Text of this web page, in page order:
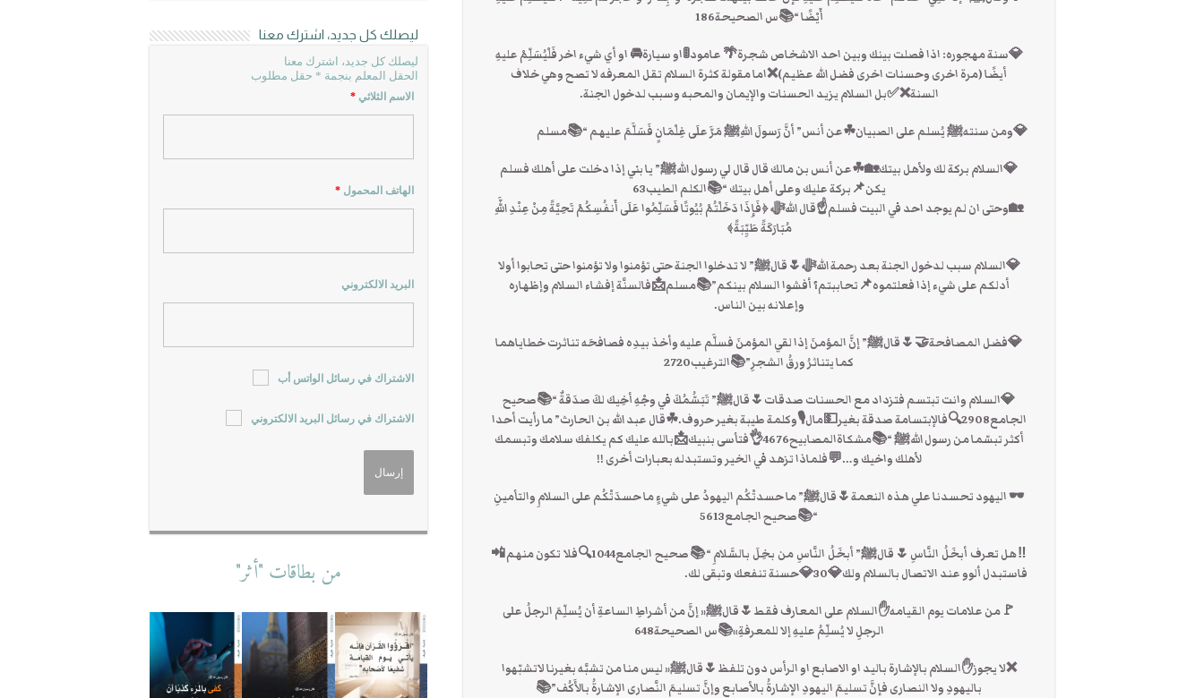
أَيْضًا “📚س الصحيحة186
💎سنة مهجوره: اذا فصلت بينك وبين احد الاشخاص شجرة🌴 عامود🚦او سيارة🚘 او أي شيء اخر فَلْيُسَلِّمْ عليهِ
أيضًا (مرة اخرى وحسنات اخرى فضل الله عظيم)❌اما مقولة كثرة السلام تقل المعرفه لا تصح وهي خلاف
السنة❌✅بل السلام يزيد الحسنات والإيمان والمحبه وسبب لدخول الجنة.
💎ومن سنتهﷺ يُسلم على الصبيان☘عن أنس” أنَّ رَسولَ اللهِﷺ مَرَّ علَى غِلْمَانٍ فَسَلَّمَ عليهم “📚مسلم
💎السلام بركة لك ولأهل بيتك🏡☘عن أنس بن مالك قال قال لي رسول اللهﷺ” يا بني إذا دخلت على أهلك فسلم
يكن📌بركة عليك وعلى أهل بيتك “📚الكلم الطيب63
🏡وحتى ان لم يوجد احد في البيت فسلم☝قال اللهﷻ ﴿فَإِذَا دَخَلْتُمْ بُيُوتًا فَسَلِّمُوا عَلَى أَنفُسِكُمْ تَحِيَّةً مِنْ عِنْدِ اللَّهِ
مُبَارَكَةً طَيِّبَةً﴾
💎السلام سبب لدخول الجنة بعد رحمة اللهﷻ🌷قالﷺ” لا تدخلوا الجنة حتى تؤمنوا ولا تؤمنوا حتى تحابوا أولا
أدلكم على شيء إذا فعلتموه📌تحاببتم؟ أفشوا السلام بينكم”📚مسلم📩فالسنَّة إفشاء السلام وإظهاره
وإعلانه بين الناس.
💎فضل المصافحة🤝🌷قالﷺ” إنَّ المؤمنَ إذا لقي المؤمنَ فسلَّم عليه وأخذ بيدِه فصافحَه تناثرت خطاياهما
كما يتناثرُ ورقُ الشجرِ”📚الترغيب2720
💎السلام وانت تبتسم فتزداد مع الحسنات صدقات🌷قالﷺ” تَبَسُّمُكَ في وجْهِ أخِيك لكَ صدَقةٌ “📚صحيح
الجامع2908🔍‏فالإبتسامة صدقة بغير💵مال🎙وكلمة طيبة بغير حروف.☘قال عبد الله بن الحارث” ما رأيت أحدا
أكثر تبسّما من رسول اللهﷺ “📚مشكاةالمصابيح4676👌فتأسى بنبيك📩بالله عليك كم يكلفك سلامك وتبسمك
لأهلك واخيك و…💬فلماذا تزهد في الخير وتستبدله بعبارات أخرى !!
🕶 اليهود تحسدنا علي هذه النعمة🌷قالﷺ” ما حسدتْكُم اليهودُ على شيءٍ ما حسدَتْكُم على السلامِ والتأمينِ
“📚صحيح الجامع5613
‼هل تعرف أبخَلُ النَّاسِ🌷قالﷺ” أبخَلُ النَّاسِ من بخِلَ بالسَّلامِ “📚صحيح الجامع1044🔍فلا تكون منهم📲
فاستبدل ألوو عند الاتصال بالسلام ولك💎30💎حسنة تنفعك وتبقى لك.
🚩من علامات يوم القيامه✋السلام على المعارف فقط🌷قالﷺ« إنَّ من أشراطِ الساعةِ أن يُسلِّمَ الرجلُ على
الرجلِ لا يُسلِّمُ عليهِ إلا للمعرفةِ»📚س الصحيحة648
❌لا يجوز✋السلام بالإشارة باليد او الاصابع او الرأس دون تلفظ🌷قالﷺ« ليس منا من تشبَّه بغيرنا لاتشبّهوا
باليهودِ ولا النصارى فإنَّ تسليمَ اليهودِ الإشارةُ بالأصابعِ وإنَّ تسليمَ النَّصارى الإشارةُ بالأَكُف”📚
ليصلك كل جديد، اشترك معنا
ليصلك كل جديد، اشترك معنا
الحقل المعلم بنجمة * حقل مطلوب
الاسم الثلاثي *
الهاتف المحمول *
البريد الالكتروني
الاشتراك في رسائل الواتس أب
الاشتراك في رسائل البريد الالكتروني
من بطاقات "أثر"